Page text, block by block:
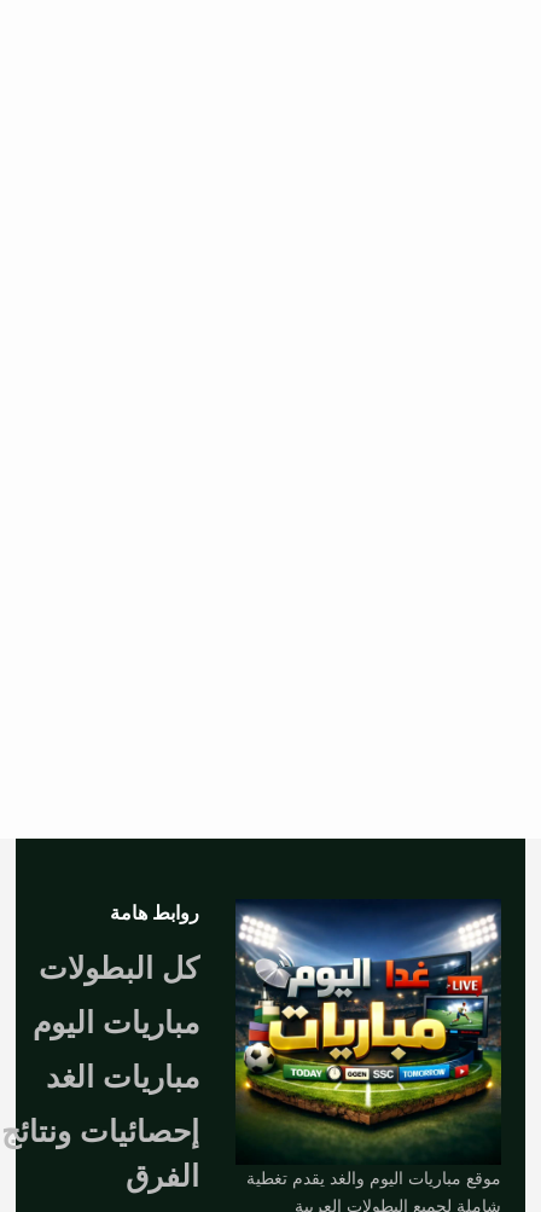
موقع مباريات اليوم والغد يقدم تغطية
شاملة لجميع البطولات العربية
روابط هامة
كل البطولات
مباريات اليوم
مباريات الغد
إحصائيات ونتائج
الفرق